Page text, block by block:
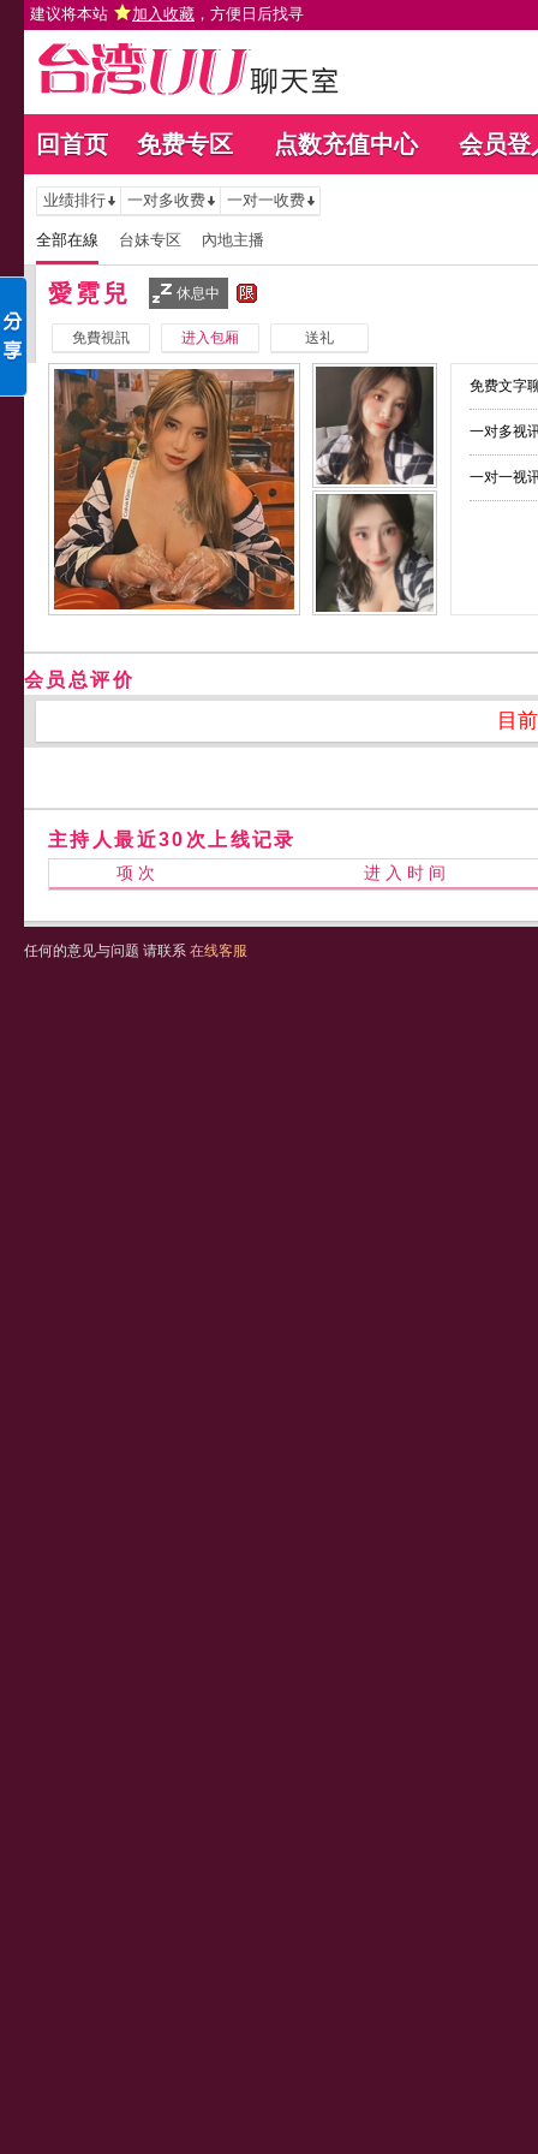
建议将本站 加入收藏 ，方便日后找寻
回首页 免费专区 点数充值中心 会员登
业绩排行 一对多收费 一对一收费
全部在線 台妹专区 內地主播
愛霓兒 休息中
免費視訊 进入包厢 送礼
免费文字
一对多视
一对一视
会员总评价
目
主持人最近30次上线记录
项 次 进 入 时 间
任何的意见与问题 请联系 在线客服